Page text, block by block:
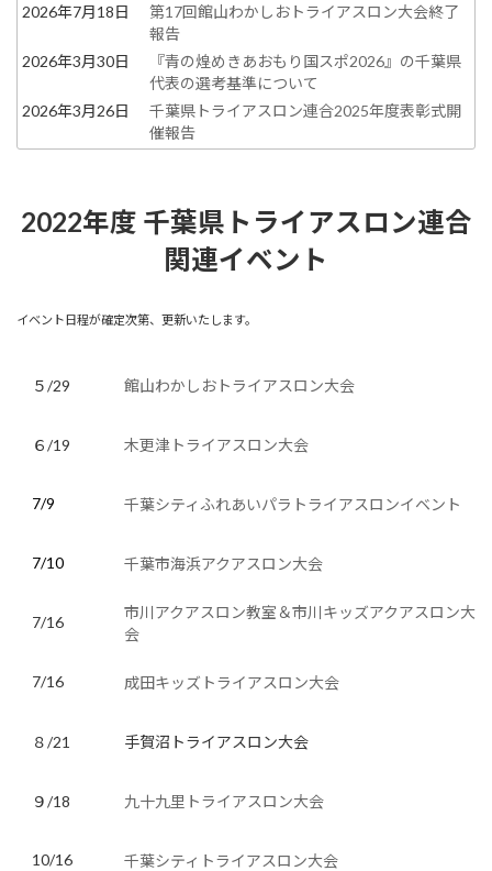
2026年7月18日
第17回館山わかしおトライアスロン大会終了
報告
2026年3月30日
『青の煌めきあおもり国スポ2026』の千葉県
代表の選考基準について
2026年3月26日
千葉県トライアスロン連合2025年度表彰式開
催報告
2022年度 千葉県トライアスロン連合
関連イベント
イベント日程が確定次第、更新いたします。
５/29 館山わかしおトライアスロン大会
６/19 木更津トライアスロン大会
7/9 千葉シティふれあいパラトライアスロンイベント
7/10 千葉市海浜アクアスロン大会
7/16
市川アクアスロン教室＆市川キッズアクアスロン大
会
7/16 成田キッズトライアスロン大会
８/21 手賀沼トライアスロン大会
９/18 九十九里トライアスロン大会
10/16 千葉シティトライアスロン大会